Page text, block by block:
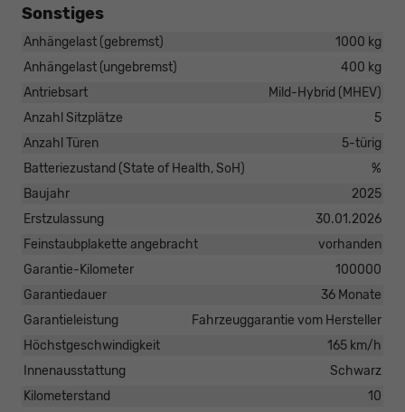
Sonstiges
Anhängelast (gebremst)
1000 kg
Anhängelast (ungebremst)
400 kg
Antriebsart
Mild-Hybrid (MHEV)
Anzahl Sitzplätze
5
Anzahl Türen
5-türig
Batteriezustand (State of Health, SoH)
%
Baujahr
2025
Erstzulassung
30.01.2026
Feinstaubplakette angebracht
vorhanden
Garantie-Kilometer
100000
Garantiedauer
36 Monate
Garantieleistung
Fahrzeuggarantie vom Hersteller
Höchstgeschwindigkeit
165 km/h
Innenausstattung
Schwarz
Kilometerstand
10